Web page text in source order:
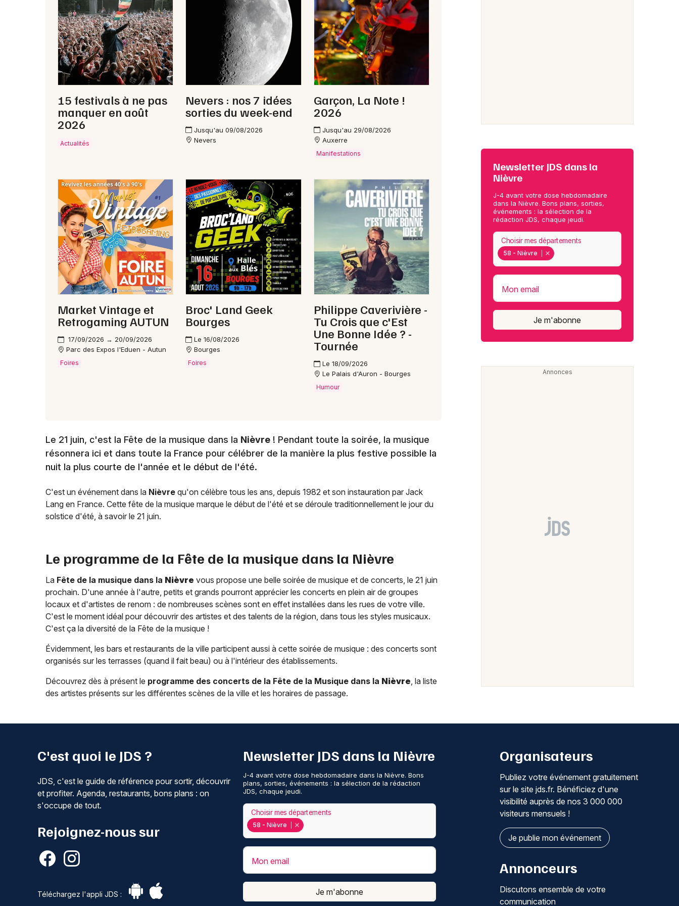
Newsletter des sorties
Artistes en tournée
Magazine dans la Nièvre
58 - Nièvre
Choisir mes départements
Mon email
15 festivals à ne pas
manquer en août
2026
Actualités
Nevers : nos 7 idées
sorties du week-end
Jusqu'au 09/08/2026
Nevers
Garçon, La Note !
2026
Jusqu'au 29/08/2026
Auxerre
Manifestations
Market Vintage et
Retrogaming AUTUN
17/09/2026 → 20/09/2026
Parc des Expos l'Eduen - Autun
Foires
Broc' Land Geek
Bourges
Le 16/08/2026
Bourges
Foires
Philippe Caverivière -
Tu Crois que c'Est
Une Bonne Idée ? -
Tournée
Le 18/09/2026
Le Palais d'Auron - Bourges
Humour
Le 21 juin, c'est la Fête de la musique dans la Nièvre ! Pendant toute la soirée, la musique
résonnera ici et dans toute la France pour célébrer de la manière la plus festive possible la
nuit la plus courte de l'année et le début de l'été.
C'est un événement dans la Nièvre qu'on célèbre tous les ans, depuis 1982 et son instauration par Jack
Lang en France. Cette fête de la musique marque le début de l'été et se déroule traditionnellement le jour du
solstice d'été, à savoir le 21 juin.
Le programme de la Fête de la musique dans la Nièvre
La Fête de la musique dans la Nièvre vous propose une belle soirée de musique et de concerts, le 21 juin
prochain. D'une année à l'autre, petits et grands pourront apprécier les concerts en plein air de groupes
locaux et d'artistes de renom : de nombreuses scènes sont en effet installées dans les rues de votre ville.
C'est le moment idéal pour découvrir des artistes et des talents de la région, dans tous les styles musicaux.
C'est ça la diversité de la Fête de la musique !
Évidemment, les bars et restaurants de la ville participent aussi à cette soirée de musique : des concerts sont
organisés sur les terrasses (quand il fait beau) ou à l'intérieur des établissements.
Découvrez dès à présent le programme des concerts de la Fête de la Musique dans la Nièvre, la liste
des artistes présents sur les différentes scènes de la ville et les horaires de passage.
Newsletter JDS dans la
Nièvre
J-4 avant votre dose hebdomadaire
dans la Nièvre. Bons plans, sorties,
événements : la sélection de la
rédaction JDS, chaque jeudi.
58 - Nièvre
Choisir mes départements
Mon email
Je m'abonne
C'est quoi le JDS ?
JDS, c'est le guide de référence pour sortir, découvrir
et profiter. Agenda, restaurants, bons plans : on
s'occupe de tout.
Rejoignez-nous sur
Téléchargez l'appli JDS :
Newsletter JDS dans la Nièvre
J-4 avant votre dose hebdomadaire dans la Nièvre. Bons
plans, sorties, événements : la sélection de la rédaction
JDS, chaque jeudi.
58 - Nièvre
Choisir mes départements
Mon email
Je m'abonne
Organisateurs
Publiez votre événement gratuitement
sur le site jds.fr. Bénéficiez d'une
visibilité auprès de nos 3 000 000
visiteurs mensuels !
Je publie mon événement
Annonceurs
Discutons ensemble de votre
communication